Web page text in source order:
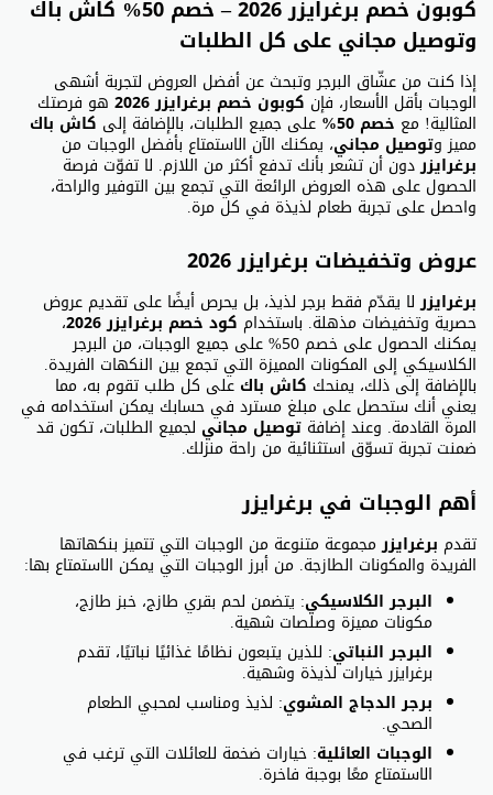
كوبون خصم برغرايزر 2026 – خصم 50% كاش باك
وتوصيل مجاني على كل الطلبات
إذا كنت من عشّاق البرجر وتبحث عن أفضل العروض لتجربة أشهى
الوجبات بأقل الأسعار، فإن كوبون خصم برغرايزر 2026 هو فرصتك
المثالية! مع خصم 50% على جميع الطلبات، بالإضافة إلى كاش باك
مميز وتوصيل مجاني، يمكنك الآن الاستمتاع بأفضل الوجبات من
برغرايزردون أن تشعر بأنك تدفع أكثر من اللازم. لا تفوّت فرصة
الحصول على هذه العروض الرائعة التي تجمع بين التوفير والراحة،
واحصل على تجربة طعام لذيذة في كل مرة.
عروض وتخفيضات برغرايزر 2026
برغرايزرلا يقدّم فقط برجر لذيذ، بل يحرص أيضًا على تقديم عروض
حصرية وتخفيضات مذهلة. باستخدام كود خصم برغرايزر 2026 ،
يمكنك الحصول على خصم 50% على جميع الوجبات، من البرجر
الكلاسيكي إلى المكونات المميزة التي تجمع بين النكهات الفريدة.
بالإضافة إلى ذلك، يمنحك كاش باك على كل طلب تقوم به، مما
يعني أنك ستحصل على مبلغ مسترد في حسابك يمكن استخدامه في
المرة القادمة. وعند إضافة توصيل مجاني لجميع الطلبات، تكون قد
ضمنت تجربة تسوّق استثنائية من راحة منزلك.
أهم الوجبات في برغرايزر
تقدم برغرايزرمجموعة متنوعة من الوجبات التي تتميز بنكهاتها
الفريدة والمكونات الطازجة. من أبرز الوجبات التي يمكن الاستمتاع بها:
البرجر الكلاسيكي: يتضمن لحم بقري طازج، خبز طازج،
مكونات مميزة وصلصات شهية.
البرجر النباتي: للذين يتبعون نظامًا غذائيًا نباتيًا، تقدم
برغرايزر خيارات لذيذة وشهية.
برجر الدجاج المشوي: لذيذ ومناسب لمحبي الطعام
الصحي.
الوجبات العائلية: خيارات ضخمة للعائلات التي ترغب في
الاستمتاع معًا بوجبة فاخرة.